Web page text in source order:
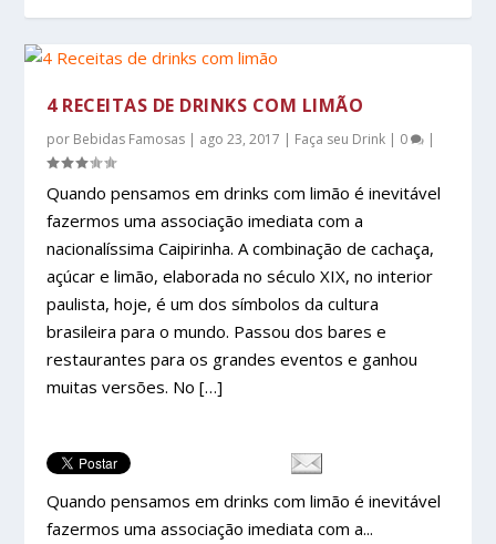
4 RECEITAS DE DRINKS COM LIMÃO
por Bebidas Famosas | ago 23, 2017 | Faça seu Drink | 0 |
Quando pensamos em drinks com limão é inevitável
fazermos uma associação imediata com a
nacionalíssima Caipirinha. A combinação de cachaça,
açúcar e limão, elaborada no século XIX, no interior
paulista, hoje, é um dos símbolos da cultura
brasileira para o mundo. Passou dos bares e
restaurantes para os grandes eventos e ganhou
muitas versões. No […]
Quando pensamos em drinks com limão é inevitável
fazermos uma associação imediata com a...